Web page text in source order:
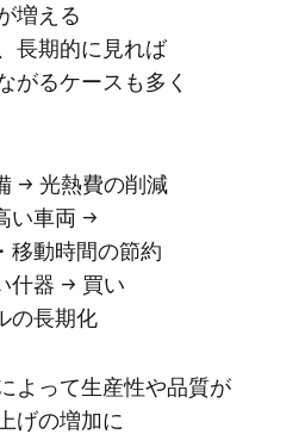
増える​
長期的に​見れば​
がる​ケースも​多く​
→ 光熱費の​削減
い​車両 →
移動時間の​節約
什器 → 買い​
の​長期化
よって​生産性や​品質が​
げの​増加に​